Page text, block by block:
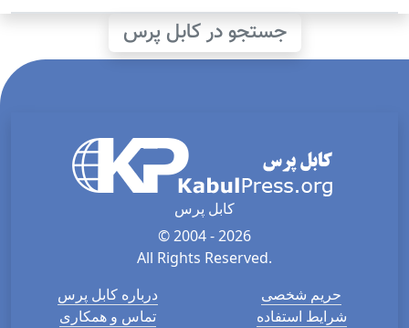
جستجو در کابل پرس
کابل پرس
© 2004 - 2026
All Rights Reserved.
درباره کابل پرس
تماس و همکاری
حریم شخصی
شرایط استفاده